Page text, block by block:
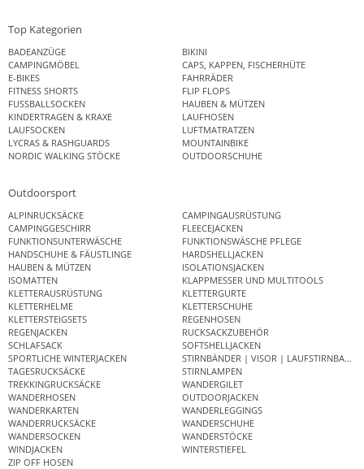
Top Kategorien
BADEANZÜGE
BIKINI
CAMPINGMÖBEL
CAPS, KAPPEN, FISCHERHÜTE
E-BIKES
FAHRRÄDER
FITNESS SHORTS
FLIP FLOPS
FUSSBALLSOCKEN
HAUBEN & MÜTZEN
KINDERTRAGEN & KRAXE
LAUFHOSEN
LAUFSOCKEN
LUFTMATRATZEN
LYCRAS & RASHGUARDS
MOUNTAINBIKE
NORDIC WALKING STÖCKE
OUTDOORSCHUHE
Outdoorsport
ALPINRUCKSÄCKE
CAMPINGAUSRÜSTUNG
CAMPINGGESCHIRR
FLEECEJACKEN
FUNKTIONSUNTERWÄSCHE
FUNKTIONSWÄSCHE PFLEGE
HANDSCHUHE & FÄUSTLINGE
HARDSHELLJACKEN
HAUBEN & MÜTZEN
ISOLATIONSJACKEN
ISOMATTEN
KLAPPMESSER UND MULTITOOLS
KLETTERAUSRÜSTUNG
KLETTERGURTE
KLETTERHELME
KLETTERSCHUHE
KLETTERSTEIGSETS
REGENHOSEN
REGENJACKEN
RUCKSACKZUBEHÖR
SCHLAFSACK
SOFTSHELLJACKEN
SPORTLICHE WINTERJACKEN
STIRNBÄNDER | VISOR | LAUFSTIRNBAND
TAGESRUCKSÄCKE
STIRNLAMPEN
TREKKINGRUCKSÄCKE
WANDERGILET
WANDERHOSEN
OUTDOORJACKEN
WANDERKARTEN
WANDERLEGGINGS
WANDERRUCKSÄCKE
WANDERSCHUHE
WANDERSOCKEN
WANDERSTÖCKE
WINDJACKEN
WINTERSTIEFEL
ZIP OFF HOSEN